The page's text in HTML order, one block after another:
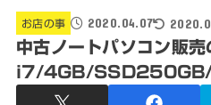
お店の事 2020.04.07
中古ノートパソコン販
i7/4GB/